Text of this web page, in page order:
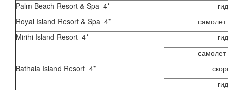
Palm Beach Resort & Spa 4*
Royal Island Resort & Spa 4*
Mirihi Island Resort 4*
Bathala Island Resort 4*